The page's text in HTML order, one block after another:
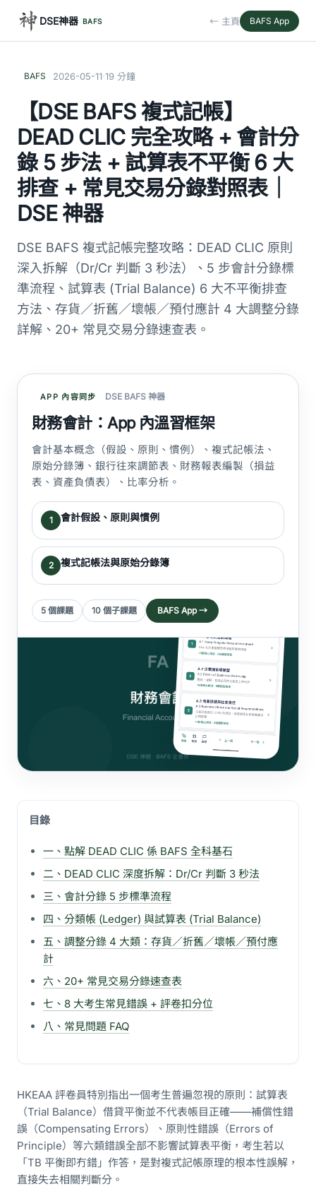
DSE神器 BAFS ← 主頁 BAFS App
BAFS 2026-05-11·19 分鐘
【DSE BAFS 複式記帳】
DEAD CLIC 完全攻略 + 會計分
錄 5 步法 + 試算表不平衡 6 大
排查 + 常見交易分錄對照表｜
DSE 神器
DSE BAFS 複式記帳完整攻略：DEAD CLIC 原則
深入拆解（Dr/Cr 判斷 3 秒法）、5 步會計分錄標
準流程、試算表 (Trial Balance) 6 大不平衡排查
方法、存貨／折舊／壞帳／預付應計 4 大調整分錄
詳解、20+ 常見交易分錄速查表。
APP 內容同步 DSE BAFS 神器
財務會計：App 內溫習框架
會計基本概念（假設、原則、慣例）、複式記帳法、
原始分錄簿、銀行往來調節表、財務報表編製（損益
表、資產負債表）、比率分析。
1 會計假設、原則與慣例
2 複式記帳法與原始分錄簿
5 個課題 10 個子課題 BAFS App →
目錄
一、點解 DEAD CLIC 係 BAFS 全科基石
二、DEAD CLIC 深度拆解：Dr/Cr 判斷 3 秒法
三、會計分錄 5 步標準流程
四、分類帳 (Ledger) 與試算表 (Trial Balance)
五、調整分錄 4 大類：存貨／折舊／壞帳／預付應
計
六、20+ 常見交易分錄速查表
七、8 大考生常見錯誤 + 評卷扣分位
八、常見問題 FAQ
HKEAA 評卷員特別指出一個考生普遍忽視的原則：試算表
（Trial Balance）借貸平衡並不代表帳目正確——補償性錯
誤（Compensating Errors）、原則性錯誤（Errors of
Principle）等六類錯誤全部不影響試算表平衡，考生若以
「TB 平衡即冇錯」作答，是對複式記帳原理的根本性誤解，
直接失去相關判斷分。